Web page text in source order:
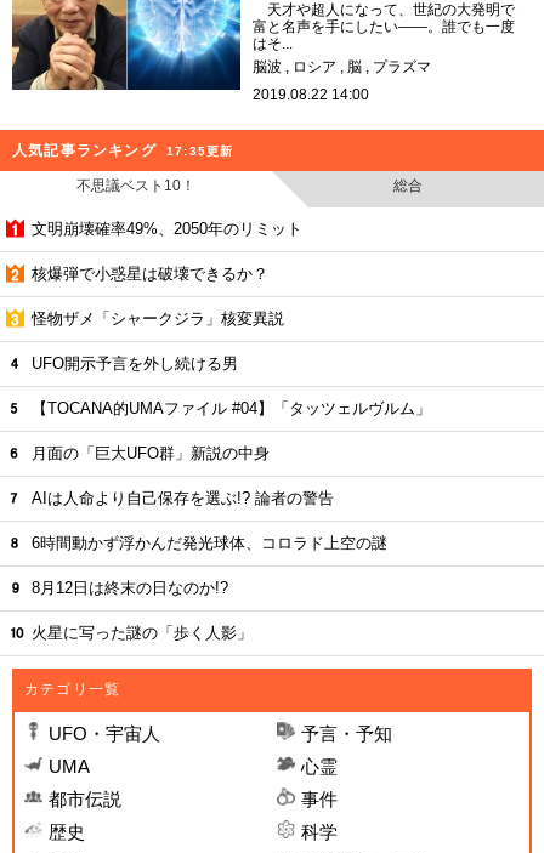
天才や超人になって、世紀の大発明で
富と名声を手にしたい――。誰でも一度
はそ...
脳波
ロシア 脳
プラズマ
2019.08.22 14:00
人気記事ランキング 17:35更新
不思議ベスト10！ 総合
文明崩壊確率49%、2050年のリミット
核爆弾で小惑星は破壊できるか？
怪物ザメ「シャークジラ」核変異説
UFO開示予言を外し続ける男
【TOCANA的UMAファイル #04】「タッツェルヴルム」
月面の「巨大UFO群」新説の中身
AIは人命より自己保存を選ぶ!? 論者の警告
6時間動かず浮かんだ発光球体、コロラド上空の謎
8月12日は終末の日なのか!?
火星に写った謎の「歩く人影」
カテゴリ一覧
UFO・宇宙人
予言・予知
UMA
心霊
都市伝説
事件
歴史
科学